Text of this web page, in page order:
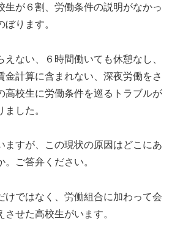
生が６割、労働条件の説明がなかっ
ります。
えない、６時間働いても休憩なし、
金計算に含まれない、深夜労働をさ
高校生に労働条件を巡るトラブルが
した。
ますが、この現状の原因はどこにあ
ご答弁ください。
けではなく、労働組合に加わって会
せた高校生がいます。